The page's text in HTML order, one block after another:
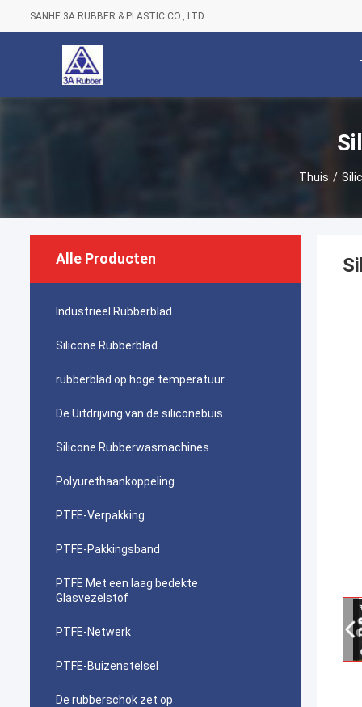
SANHE 3A RUBBER & PLASTIC CO., LTD.
Thuis /
Alle Producten
Industrieel Rubberblad
Silicone Rubberblad
rubberblad op hoge temperatuur
De Uitdrijving van de siliconebuis
Silicone Rubberwasmachines
Polyurethaankoppeling
PTFE-Verpakking
PTFE-Pakkingsband
PTFE Met een laag bedekte
Glasvezelstof
PTFE-Netwerk
PTFE-Buizenstelsel
De rubberschok zet op